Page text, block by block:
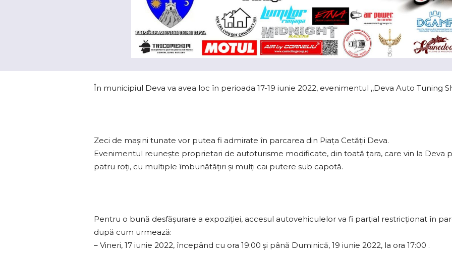
În municipiul Deva va avea loc în perioada 17-19 iunie 2022, evenimentul ,,Deva Auto Tuning
Zeci de mașini tunate vor putea fi admirate în parcarea din Piața Cetății Deva.
Evenimentul reuneşte proprietari de autoturisme modificate, din toată ţara, care vin la Deva
patru roţi, cu multiple îmbunătăţiri şi mulţi cai putere sub capotă.
Pentru o bună desfășurare a expoziției, accesul autovehiculelor va fi parțial restricționat în
după cum urmează:
– Vineri, 17 iunie 2022, începând cu ora 19:00 și până Duminică, 19 iunie 2022, la ora 17:00 .